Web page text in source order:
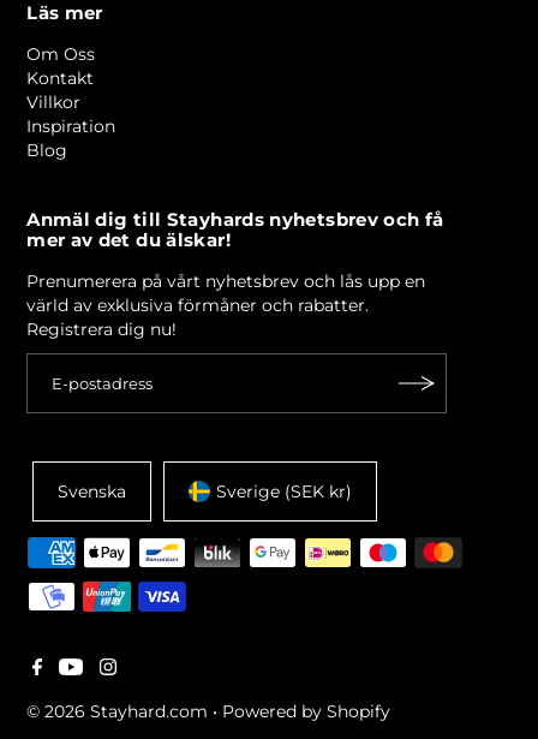
Läs mer
Om Oss
Kontakt
Villkor
Inspiration
Blog
Anmäl dig till Stayhards nyhetsbrev och få
mer av det du älskar!
Prenumerera på vårt nyhetsbrev och lås upp en
värld av exklusiva förmåner och rabatter.
Registrera dig nu!
© 2026 Stayhard.com • Powered by Shopify
Svenska Sverige (SEK kr)